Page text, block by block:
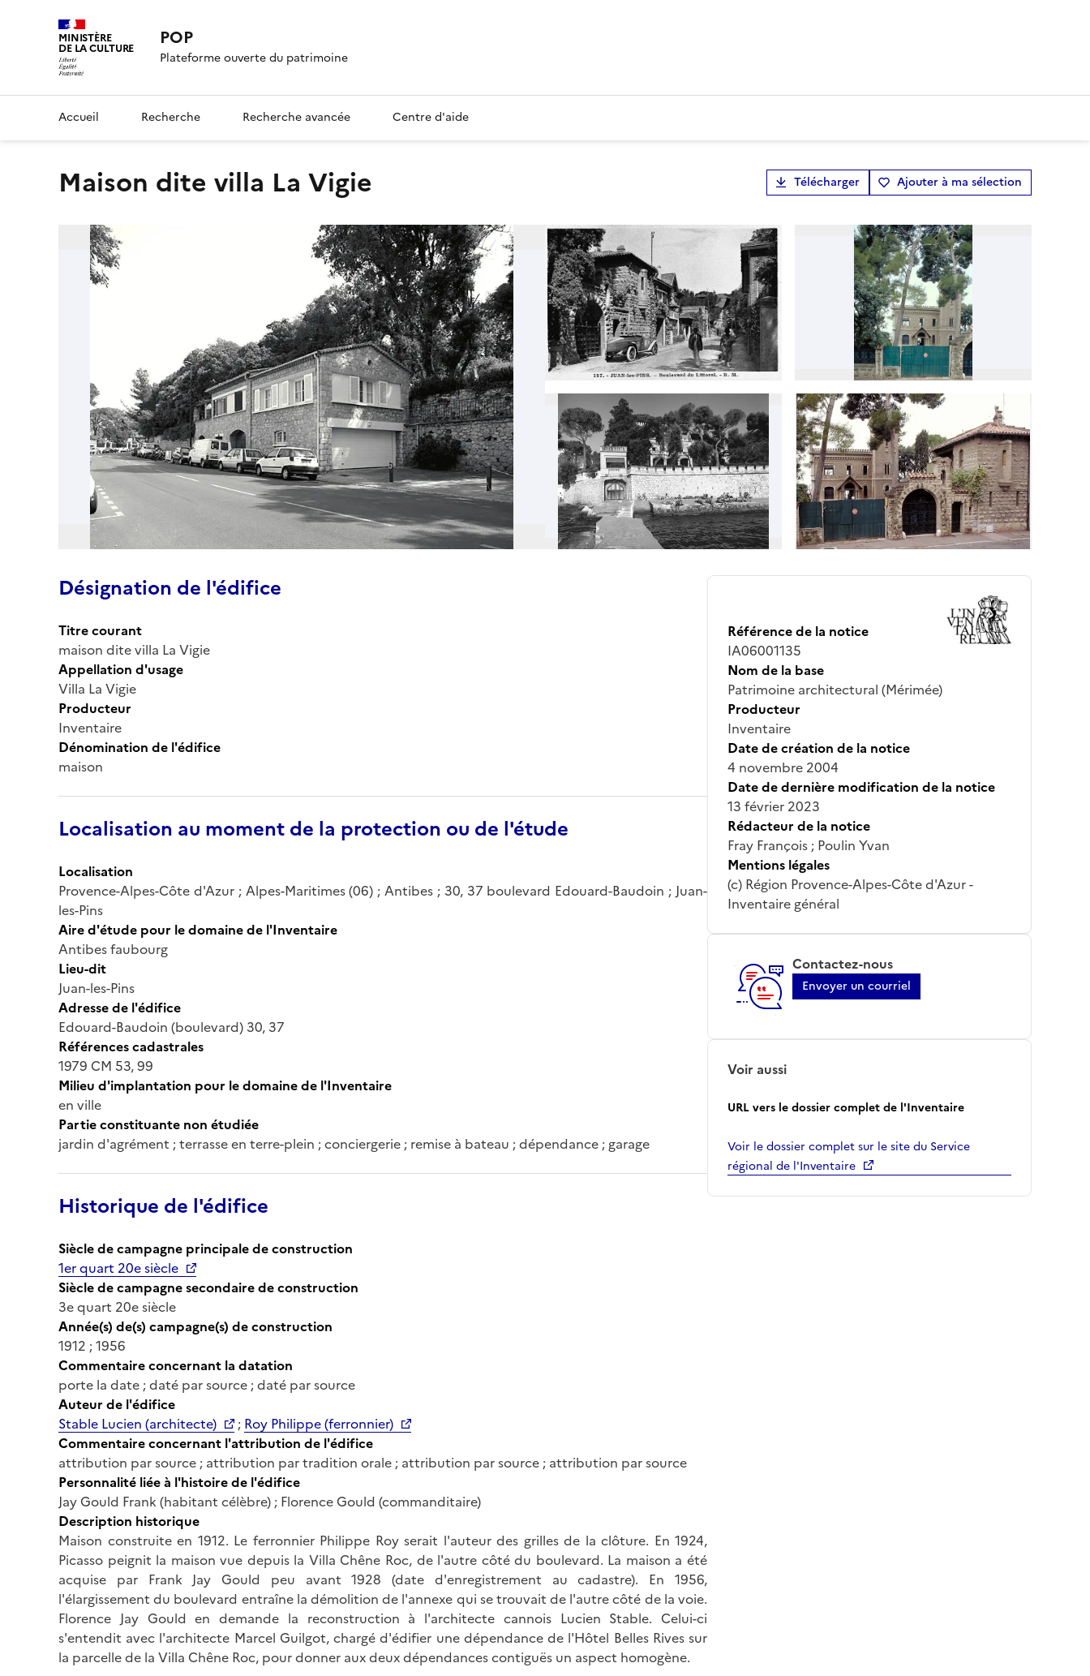
MINISTÈRE
DE LA CULTURE POP
Plateforme ouverte du patrimoine
Accueil Recherche Recherche avancée Centre d'aide
maison dite villa La Vigie Télécharger Ajouter à ma sélection
Désignation de l'édifice
Titre courant
maison dite villa La Vigie
Appellation d'usage
Villa La Vigie
Producteur
Inventaire
Dénomination de l'édifice
maison
Localisation au moment de la protection ou de l'étude
Localisation
Provence-Alpes-Côte d'Azur ; Alpes-Maritimes (06) ; Antibes ; 30, 37 boulevard Edouard-Baudoin ; Juan-
les-Pins
Aire d'étude pour le domaine de l'Inventaire
Antibes faubourg
Lieu-dit
Juan-les-Pins
Adresse de l'édifice
Edouard-Baudoin (boulevard) 30, 37
Références cadastrales
1979 CM 53, 99
Milieu d'implantation pour le domaine de l'Inventaire
en ville
Partie constituante non étudiée
jardin d'agrément ; terrasse en terre-plein ; conciergerie ; remise à bateau ; dépendance ; garage
Historique de l'édifice
Siècle de campagne principale de construction
1er quart 20e siècle
Siècle de campagne secondaire de construction
3e quart 20e siècle
Année(s) de(s) campagne(s) de construction
1912 ; 1956
Commentaire concernant la datation
porte la date ; daté par source ; daté par source
Auteur de l'édifice
Stable Lucien (architecte)
; Roy Philippe (ferronnier)
Commentaire concernant l'attribution de l'édifice
attribution par source ; attribution par tradition orale ; attribution par source ; attribution par source
Personnalité liée à l'histoire de l'édifice
Jay Gould Frank (habitant célèbre) ; Florence Gould (commanditaire)
Description historique
Maison construite en 1912. Le ferronnier Philippe Roy serait l'auteur des grilles de la clôture. En 1924,
Picasso peignit la maison vue depuis la Villa Chêne Roc, de l'autre côté du boulevard. La maison a été
acquise par Frank Jay Gould peu avant 1928 (date d'enregistrement au cadastre). En 1956,
l'élargissement du boulevard entraîne la démolition de l'annexe qui se trouvait de l'autre côté de la voie.
Florence Jay Gould en demande la reconstruction à l'architecte cannois Lucien Stable. Celui-ci
s'entendit avec l'architecte Marcel Guilgot, chargé d'édifier une dépendance de l'Hôtel Belles Rives sur
la parcelle de la Villa Chêne Roc, pour donner aux deux dépendances contiguës un aspect homogène.
Référence de la notice
IA06001135
Nom de la base
Patrimoine architectural (Mérimée)
Producteur
Inventaire
Date de création de la notice
4 novembre 2004
Date de dernière modification de la notice
13 février 2023
Rédacteur de la notice
Fray François ; Poulin Yvan
Mentions légales
(c) Région Provence-Alpes-Côte d'Azur -
Inventaire général
Contactez-nous
Envoyer un courriel
Voir aussi
URL vers le dossier complet de l'Inventaire
Voir le dossier complet sur le site du Service
régional de l'Inventaire